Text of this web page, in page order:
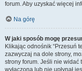
forum. Aby uzyskać więcej
Na górę
W jaki sposób mogę
Klikając odnośnik “Przesuń
zazwyczaj na dole strony,
strony forum. Jeśli nie widać
wyłączona lub nie upłynął